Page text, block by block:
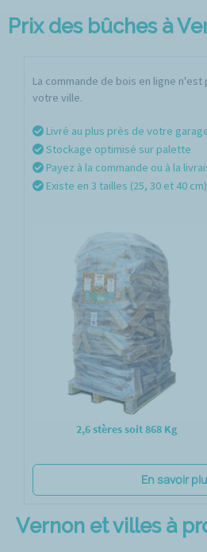
Prix des bûches à
2,6 stères soit 868 Kg
La commande de bois en ligne n'est
votre ville.
Livré au plus près de votre
Stockage optimisé sur palette
Payez à la commande ou à la
Existe en 3 tailles (25, 30 et 40
En savoir
Vernon et villes à